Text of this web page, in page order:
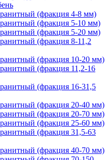
(фракция 4-8 мм)
(фракция 5-10 мм)
(фракция 5-20 мм)
(фракция 8-11,2
(фракция 10-20 мм)
(фракция 11,2-16
(фракция 16-31,5
(фракция 20-40 мм)
(фракция 20-70 мм)
(фракция 25-60 мм)
(фракция 31,5-63
(фракция 40-70 мм)